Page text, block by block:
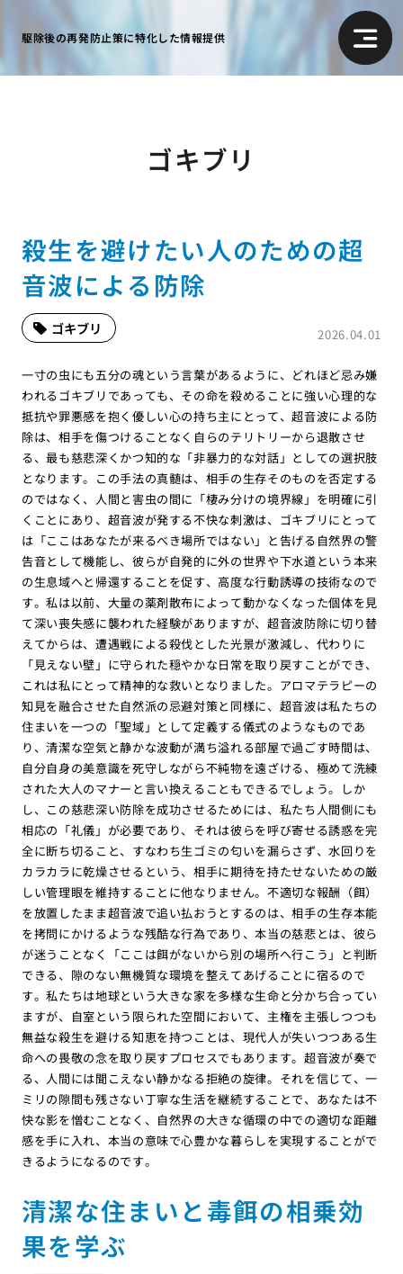
駆除後の再発防止策に特化した情報提供
ゴキブリ
殺生を避けたい人のための超
音波による防除
2026.04.01
ゴキブリ
一寸の虫にも五分の魂という言葉があるように、どれほど忌み嫌
われるゴキブリであっても、その命を殺めることに強い心理的な
抵抗や罪悪感を抱く優しい心の持ち主にとって、超音波による防
除は、相手を傷つけることなく自らのテリトリーから退散させ
る、最も慈悲深くかつ知的な「非暴力的な対話」としての選択肢
となります。この手法の真髄は、相手の生存そのものを否定する
のではなく、人間と害虫の間に「棲み分けの境界線」を明確に引
くことにあり、超音波が発する不快な刺激は、ゴキブリにとって
は「ここはあなたが来るべき場所ではない」と告げる自然界の警
告音として機能し、彼らが自発的に外の世界や下水道という本来
の生息域へと帰還することを促す、高度な行動誘導の技術なので
す。私は以前、大量の薬剤散布によって動かなくなった個体を見
て深い喪失感に襲われた経験がありますが、超音波防除に切り替
えてからは、遭遇戦による殺伐とした光景が激減し、代わりに
「見えない壁」に守られた穏やかな日常を取り戻すことができ、
これは私にとって精神的な救いとなりました。アロマテラピーの
知見を融合させた自然派の忌避対策と同様に、超音波は私たちの
住まいを一つの「聖域」として定義する儀式のようなものであ
り、清潔な空気と静かな波動が満ち溢れる部屋で過ごす時間は、
自分自身の美意識を死守しながら不純物を遠ざける、極めて洗練
された大人のマナーと言い換えることもできるでしょう。しか
し、この慈悲深い防除を成功させるためには、私たち人間側にも
相応の「礼儀」が必要であり、それは彼らを呼び寄せる誘惑を完
全に断ち切ること、すなわち生ゴミの匂いを漏らさず、水回りを
カラカラに乾燥させるという、相手に期待を持たせないための厳
しい管理眼を維持することに他なりません。不適切な報酬（餌）
を放置したまま超音波で追い払おうとするのは、相手の生存本能
を拷問にかけるような残酷な行為であり、本当の慈悲とは、彼ら
が迷うことなく「ここは餌がないから別の場所へ行こう」と判断
できる、隙のない無機質な環境を整えてあげることに宿るので
す。私たちは地球という大きな家を多様な生命と分かち合ってい
ますが、自室という限られた空間において、主権を主張しつつも
無益な殺生を避ける知恵を持つことは、現代人が失いつつある生
命への畏敬の念を取り戻すプロセスでもあります。超音波が奏で
る、人間には聞こえない静かなる拒絶の旋律。それを信じて、一
ミリの隙間も残さない丁寧な生活を継続することで、あなたは不
快な影を憎むことなく、自然界の大きな循環の中での適切な距離
感を手に入れ、本当の意味で心豊かな暮らしを実現することがで
きるようになるのです。
清潔な住まいと毒餌の相乗効
果を学ぶ